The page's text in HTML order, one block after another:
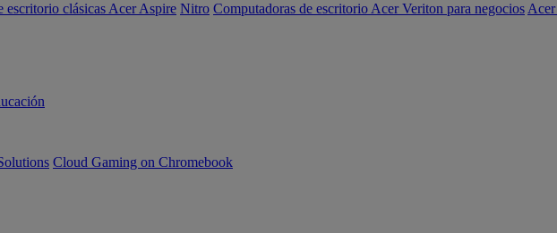
escritorio clásicas Acer Aspire Nitro Computadoras de escritorio Acer Veriton para negocios
Cloud Gaming on Chromebook